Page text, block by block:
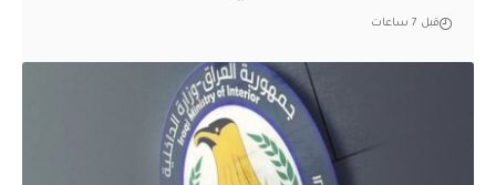
قبل 7 ساعات